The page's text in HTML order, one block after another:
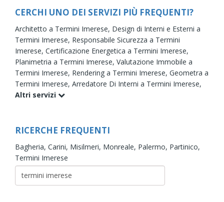
CERCHI UNO DEI SERVIZI PIÙ FREQUENTI?
Architetto a Termini Imerese, Design di Interni e Esterni a
Termini Imerese, Responsabile Sicurezza a Termini
Imerese, Certificazione Energetica a Termini Imerese,
Planimetria a Termini Imerese, Valutazione Immobile a
Termini Imerese, Rendering a Termini Imerese, Geometra a
Termini Imerese, Arredatore Di Interni a Termini Imerese,
Altri servizi
RICERCHE FREQUENTI
Bagheria, Carini, Misilmeri, Monreale, Palermo, Partinico,
Termini Imerese